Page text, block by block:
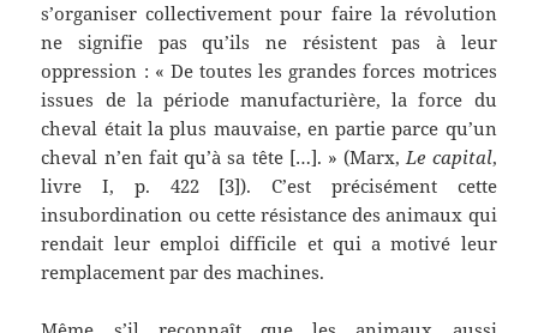
s’organiser collectivement pour faire la révolution
ne signifie pas qu’ils ne résistent pas à leur
oppression : « De toutes les grandes forces motrices
issues de la période manufacturière, la force du
cheval était la plus mauvaise, en partie parce qu’un
cheval n’en fait qu’à sa tête […]. » (Marx,Le capital,
livre I, p. 422 [3]). C’est précisément cette
insubordination ou cette résistance des animaux qui
rendait leur emploi difficile et qui a motivé leur
remplacement par des machines.